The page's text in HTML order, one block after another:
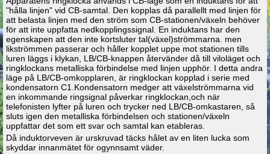
"hålla linjen" vid CB-samtal. Den kopplas då parallellt med linjen för
att belasta linjen med den ström som CB-stationen/växeln behöver
för att inte uppfatta nedkopplingssignal. En induktans har den
egenskapen att den inte kortsluter tal(växel)strömmarna. men
likströmmen passerar och håller kopplet uppe mot stationen tills
luren läggs i klykan, LB/CB-knappen återvänder då till viloläget och
ringklockans metalliska förbindelse med linjen upphör. I detta andra
läge på LB/CB-omkopplaren, är ringklockan kopplad i serie med
kondensatorn C1.Kondensatorn medger att växelströmmarna vid
en inkommande ringsignal påverkar ringklockan,och när
telefonisten lyfter på luren och trycker ned LB/CB-omkastaren, så
sluts igen den metalliska förbindelsen och stationen/växeln
uppfattar det som ett svar och samtal kan etableras.
Då induktorveven är urskruvad täcks hålet av en liten lucka som
skyddar innanmätet för ogynnsamt väder.